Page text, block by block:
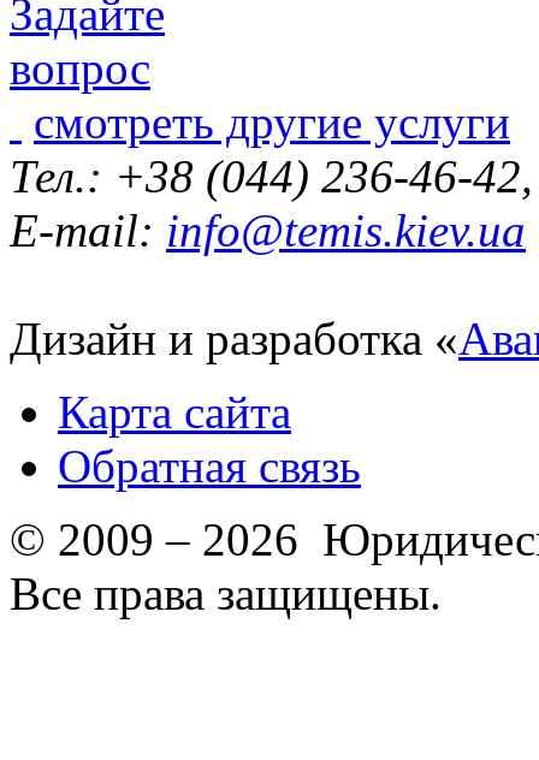
смотреть другие услуги
Тел.: +38 (044) 236-46-
E-mail: info@temis.kiev.ua
Дизайн и разработка «
Карта сайта
Обратная связь
© 2009 – 2026
Все права защищены.